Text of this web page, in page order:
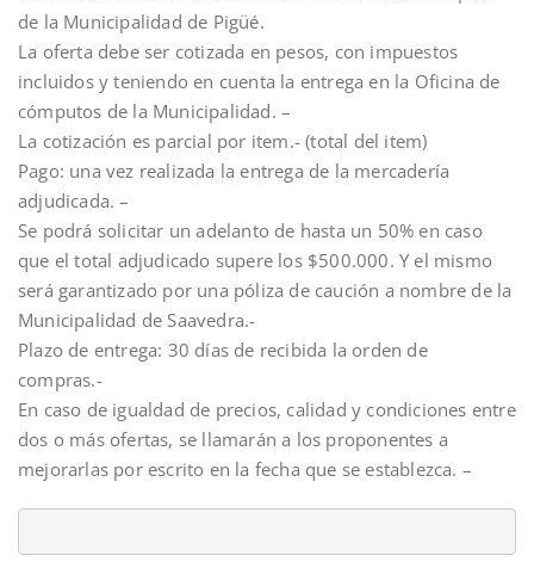
de la Municipalidad de Pigüé.
La oferta debe ser cotizada en pesos, con impuestos
incluidos y teniendo en cuenta la entrega en la Oficina de
cómputos de la Municipalidad. –
La cotización es parcial por item.- (total del item)
Pago: una vez realizada la entrega de la mercadería
adjudicada. –
Se podrá solicitar un adelanto de hasta un 50% en caso
que el total adjudicado supere los $500.000. Y el mismo
será garantizado por una póliza de caución a nombre de la
Municipalidad de Saavedra.-
Plazo de entrega: 30 días de recibida la orden de
compras.-
En caso de igualdad de precios, calidad y condiciones entre
dos o más ofertas, se llamarán a los proponentes a
mejorarlas por escrito en la fecha que se establezca. –